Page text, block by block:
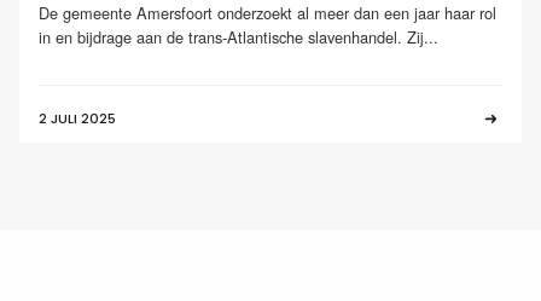
De gemeente Amersfoort onderzoekt al meer dan een jaar haar rol
in en bijdrage aan de trans-Atlantische slavenhandel. Zij...
2 JULI 2025